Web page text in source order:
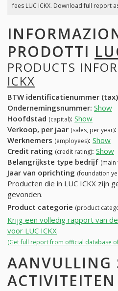
fees LUC ICKX. Download full report
PRODOTTI
PRODUCTS
ICKX
BTW identificatienummer
Ondernemingsnummer: Show
Hoofdstad (capital): Show
Verkoop, per jaar (sales, per year):
Werknemers (employees): Show
Credit rating (credit rating): Show
Belangrijkste type bedrijf
Jaar van oprichting (foundation
Producten die in LUC ICKX zijn
gevonden.
Product categorie (product
Krijg een volledig rapport van
voor LUC ICKX
(Get full report from official database of
AANVULLING